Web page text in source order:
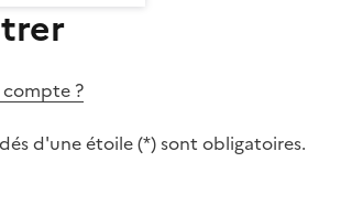
?
d'une étoile (*) sont obligatoires.